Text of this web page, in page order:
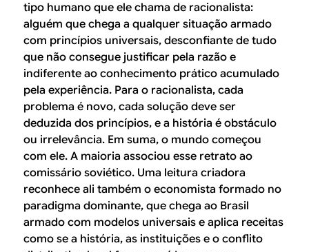
tipo humano que ele chama de racionalista:
alguém que chega a qualquer situação armado
com princípios universais, desconfiante de tudo
que não consegue justificar pela razão e
indiferente ao conhecimento prático acumulado
pela experiência. Para o racionalista, cada
problema é novo, cada solução deve ser
deduzida dos princípios, e a história é obstáculo
ou irrelevância. Em suma, o mundo começou
com ele. A maioria associou esse retrato ao
comissário soviético. Uma leitura criadora
reconhece ali também o economista formado no
paradigma dominante, que chega ao Brasil
armado com modelos universais e aplica receitas
como se a história, as instituições e o conflito